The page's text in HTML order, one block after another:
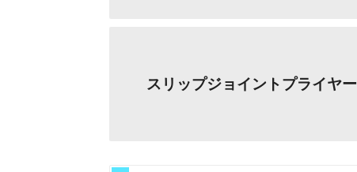
スリップジョイントプライヤー